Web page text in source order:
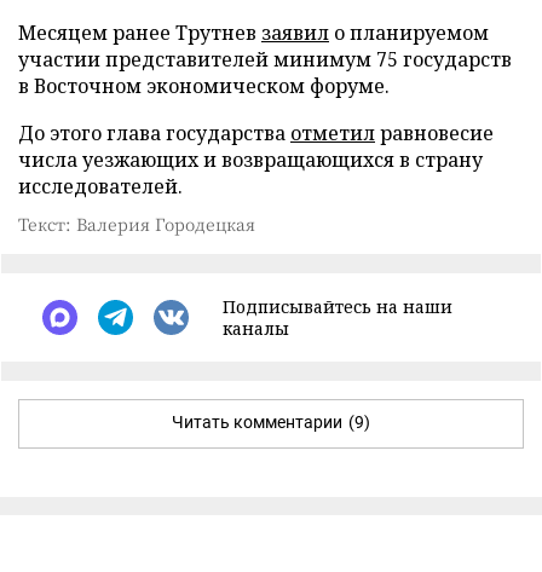
Месяцем ранее Трутнев заявил о планируемом
участии представителей минимум 75 государств
в Восточном экономическом форуме.
До этого глава государства отметилравновесие
числа уезжающих и возвращающихся в страну
исследователей.
Текст: Валерия Городецкая
Подписывайтесь на наши
каналы
Читать комментарии (9)